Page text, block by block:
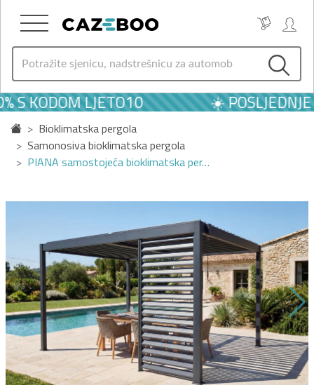
S KODOM LJETO10 ☀️ POSLJEDNJE
Bioklimatska pergola
Samonosiva bioklimatska pergola
PIANA samostojeća bioklimatska per…